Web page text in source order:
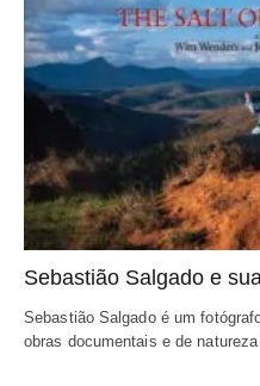
Sebastião Salgado e
Sebastião Salgado é um
obras documentais e de